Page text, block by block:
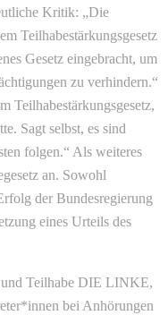
Kritik: „Die
Teilhabestärkungsgesetz
Gesetz eingebracht, um
zu verhindern.“
Teilhabestärkungsgesetz,
Sagt selbst, es sind
folgen.“ Als weiteres
an. Sowohl
der Bundesregierung
eines Urteils des
und Teilhabe DIE LINKE,
bei Anhörungen